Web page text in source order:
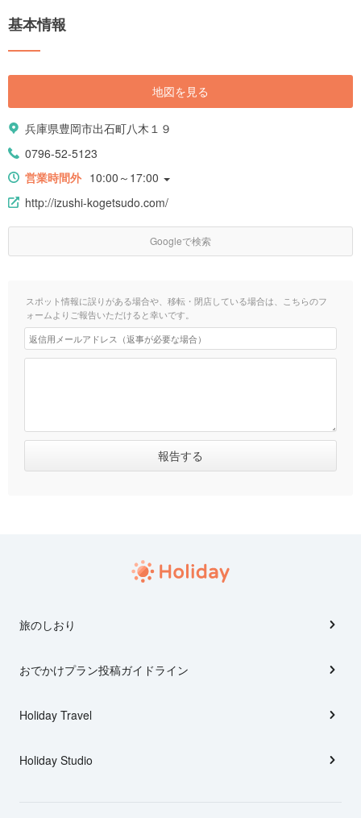
基本情報
地図を見る
兵庫県豊岡市出石町八木１９
0796-52-5123
営業時間外 10:00～17:00
http://izushi-kogetsudo.com/
Googleで検索
スポット情報に誤りがある場合や、移転・閉店している場合は、こちらのフ
ォームよりご報告いただけると幸いです。
旅のしおり
おでかけプラン投稿ガイドライン
Holiday Travel
Holiday Studio